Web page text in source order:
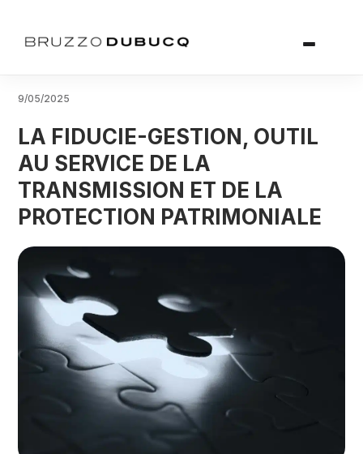
9/05/2025
LA FIDUCIE-GESTION, OUTIL
AU SERVICE DE LA
TRANSMISSION ET DE LA
PROTECTION PATRIMONIALE